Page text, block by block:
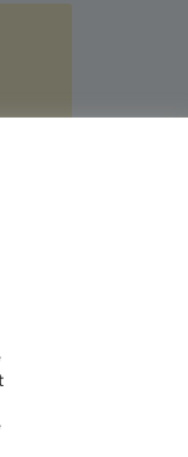
de la famille habitent
diminue la stimulation